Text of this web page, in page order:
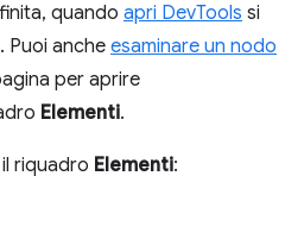
quando apri DevTools si
Puoi anche esaminare un nodo
per aprire
Elementi.
riquadro Elementi: